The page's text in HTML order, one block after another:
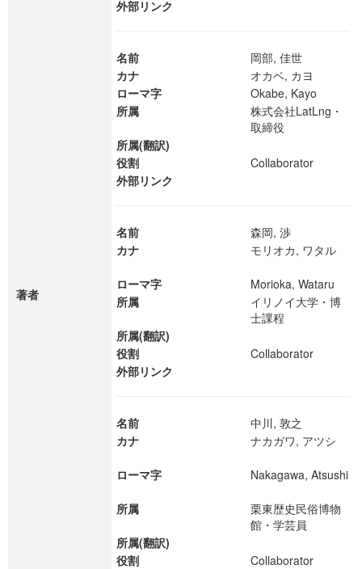
著者
外部リンク
名前
岡部, 佳世
カナ
オカベ, カヨ
ローマ字
Okabe, Kayo
所属
株式会社LatLng・
取締役
所属(翻訳)
役割
Collaborator
外部リンク
名前
森岡, 渉
カナ
モリオカ, ワタル
ローマ字
Morioka, Wataru
所属
イリノイ大学・博
士課程
所属(翻訳)
役割
Collaborator
外部リンク
名前
中川, 敦之
カナ
ナカガワ, アツシ
ローマ字 Nakagawa, Atsushi
所属
栗東歴史民俗博物
館・学芸員
所属(翻訳)
役割
Collaborator